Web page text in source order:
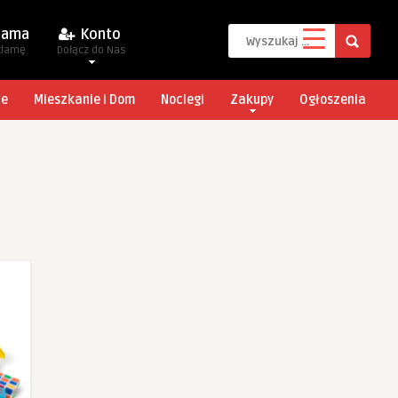
Konto
Dołącz do Nas
Mieszkanie i Dom Noclegi Zakupy Ogłoszenia